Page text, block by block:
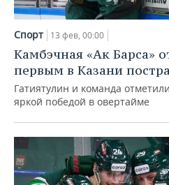
Спорт 13 фев, 00:00
Камбэчная «Ак Барса»
первым в Казани
Гатиятулин и команда
яркой победой в овертайме